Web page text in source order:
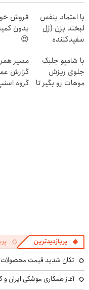
با اعتماد بنفس
لبخند بزن (ژل
سفیدکننده
فروش
بدون
😍
با شامپو جلبک
جلوی ریزش
موهات رو بگیر تا
مسیر
گزارش
گروه
پربازدیدترین
تکان شدید قیمت محصولات
آغاز همکاری موشکی ایران